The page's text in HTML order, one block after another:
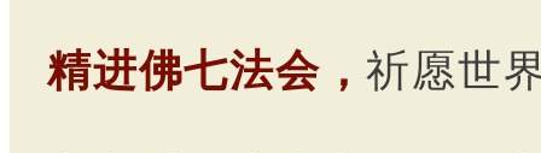
精进佛七法会，祈愿世